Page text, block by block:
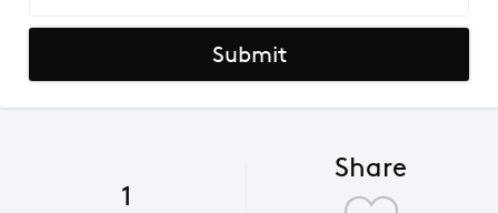
Submit
1
Share